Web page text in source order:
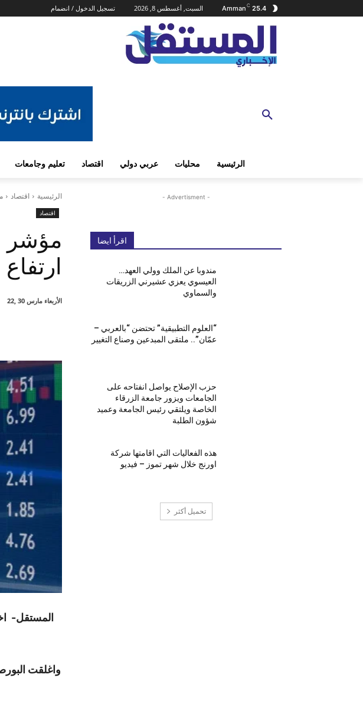
25.4
C
Amman السبت, أغسطس 8, 2026 تسجيل الدخول / انضمام
الرئيسية محليات عربي دولي اقتصاد تعليم وجامعات
الرئيسية اقتصاد
اقتصاد
مؤشر
ارتفاع
الأربعاء مارس 30 ,22
- Advertisment -
اقرأ ايضا
مندوبا عن الملك وولي العهد…
العيسوي يعزي عشيرني الزريقات
والسماوي
“العلوم التطبيقية” تحتضن “بالعربي –
عمّان”.. ملتقى المبدعين وصناع التغيير
حزب الإصلاح يواصل انفتاحه على
الجامعات ويزور جامعة الزرقاء
الخاصة ويلتقي رئيس الجامعة وعميد
شؤون الطلبة
هذه الفعاليات التي اقامتها شركة
اورنج خلال شهر تموز – فيديو
تحميل أكثر